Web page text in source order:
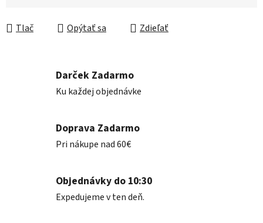
Tlač Opýtať sa Zdieľať
Darček Zadarmo
Ku každej objednávke
Doprava Zadarmo
Pri nákupe nad 60€
Objednávky do 10:30
Expedujeme v ten deň.